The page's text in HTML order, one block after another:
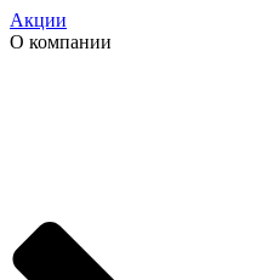
Акции
О компании